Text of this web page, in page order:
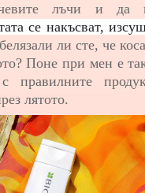
лъчи и да
се накъсват,
ли сте, че
Поне при мен е
правилните
лятото.